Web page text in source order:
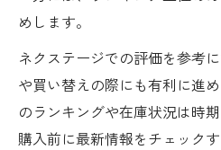
めします。
ネクステージでの評価を参考
や買い替えの際にも有利に進
のランキングや在庫状況は時
購入前に最新情報をチェック